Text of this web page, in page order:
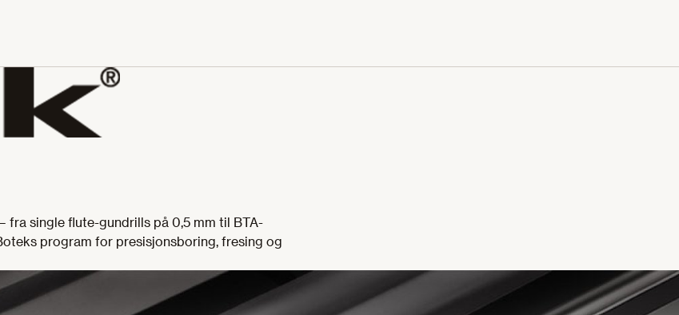
fra single flute-gundrills på 0,5 mm til BTA-
program for presisjonsboring, fresing og